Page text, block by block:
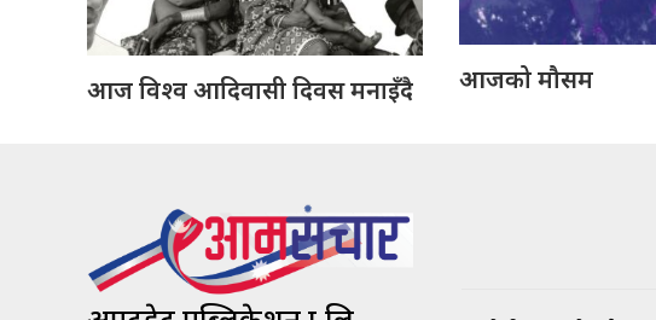
आज विश्व आदिवासी दिवस मनाइँदै
आजको मौसम